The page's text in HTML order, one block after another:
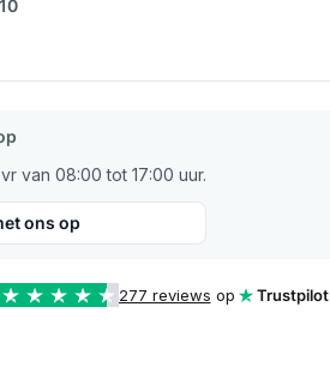
van 08:00 tot 17:00 uur.
ons op
277 reviews op Trustpilot